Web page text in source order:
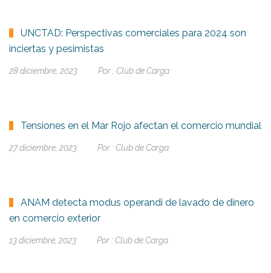
UNCTAD: Perspectivas comerciales para 2024 son
inciertas y pesimistas
28 diciembre, 2023 Por : Club de Carga
Tensiones en el Mar Rojo afectan el comercio mundial
27 diciembre, 2023 Por : Club de Carga
ANAM detecta modus operandi de lavado de dinero
en comercio exterior
13 diciembre, 2023 Por : Club de Carga